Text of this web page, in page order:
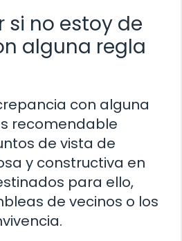
si no estoy de
alguna regla
con alguna
recomendable
de vista de
y constructiva en
para ello,
de vecinos o los